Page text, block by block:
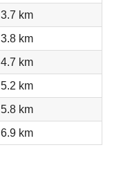
3.7 km
3.8 km
4.7 km
5.2 km
5.8 km
6.9 km